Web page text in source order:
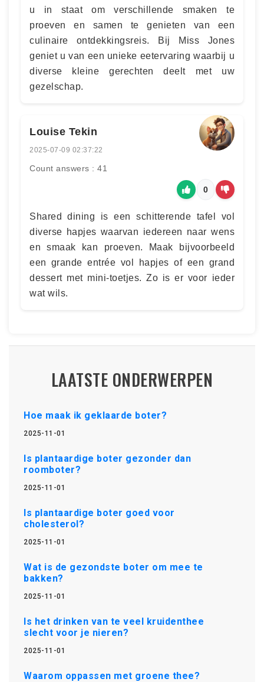
u in staat om verschillende smaken te
proeven en samen te genieten van een
culinaire ontdekkingsreis. Bij Miss Jones
geniet u van een unieke eetervaring waarbij u
diverse kleine gerechten deelt met uw
gezelschap.
Louise Tekin
2025-07-09 02:37:22
Count answers : 41
0
Shared dining is een schitterende tafel vol
diverse hapjes waarvan iedereen naar wens
en smaak kan proeven. Maak bijvoorbeeld
een grande entrée vol hapjes of een grand
dessert met mini-toetjes. Zo is er voor ieder
wat wils.
LAATSTE ONDERWERPEN
Hoe maak ik geklaarde boter?
2025-11-01
Is plantaardige boter gezonder dan
roomboter?
2025-11-01
Is plantaardige boter goed voor
cholesterol?
2025-11-01
Wat is de gezondste boter om mee te
bakken?
2025-11-01
Is het drinken van te veel kruidenthee
slecht voor je nieren?
2025-11-01
Waarom oppassen met groene thee?